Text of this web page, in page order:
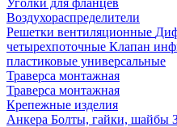
Уголки для фланцев
Воздухораспределители
Решетки вентиляционные
четырехпоточные Клапан
пластиковые универсальные
Траверса монтажная
Траверса монтажная
Крепежные изделия
Анкера Болты, гайки, шайбы